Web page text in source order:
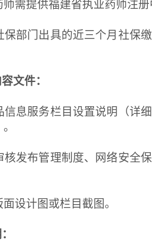
提供福建省执业药师注册
门出具的近三个月社保缴
文件：
服务栏目设置说明（详细
布管理制度、网络安全保
计图或栏目截图。